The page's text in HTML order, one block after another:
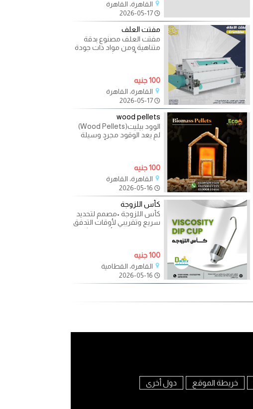
القاهرة، القاهرة
2026-05-17
مفتت العلف
مفتت العلف مصنوع بدقة
متناهية ومن مواد ذات جودة
عالية و بأحدث الثقنيات
100 جنيه
القاهرة، القاهرة
2026-05-17
wood pellets
الوود بيليت(Wood Pellets)
لم يعد الوقود مجرد وسيلة
تشغيل… بل عنصر أساسي
100 جنيه
القاهرة، القاهرة
2026-05-16
كأس اللزوجة
كأس اللزوجة •مصمم لتحديد
سريع وتقريبي لأوقات التدفق
للدهانات والسوائل المماثلة
100 جنيه
القاهرة، القطامية
2026-05-16
خريطة الموقع دول أخرى